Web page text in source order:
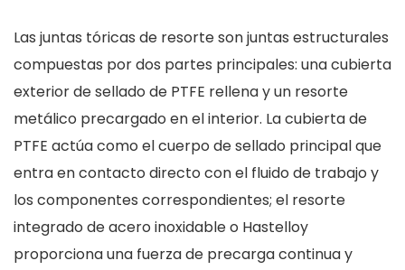
Las juntas tóricas de resorte son juntas estructurales
compuestas por dos partes principales: una cubierta
exterior de sellado de PTFE rellena y un resorte
metálico precargado en el interior. La cubierta de
PTFE actúa como el cuerpo de sellado principal que
entra en contacto directo con el fluido de trabajo y
los componentes correspondientes; el resorte
integrado de acero inoxidable o Hastelloy
proporciona una fuerza de precarga continua y